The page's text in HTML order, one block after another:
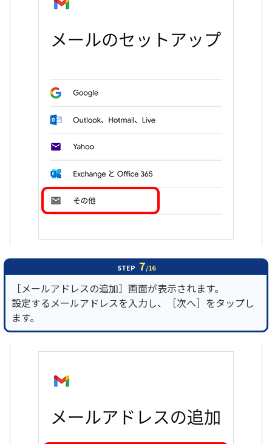
STEP 7/16
［メールアドレスの追加］画面が表示されます。
設定するメールアドレスを入力し、［次へ］をタップし
ます。